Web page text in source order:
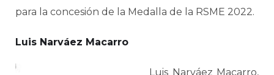
para la concesión de la Medalla de la RSME 2022.
Luis Narváez Macarro
Luis Narváez Macarro,